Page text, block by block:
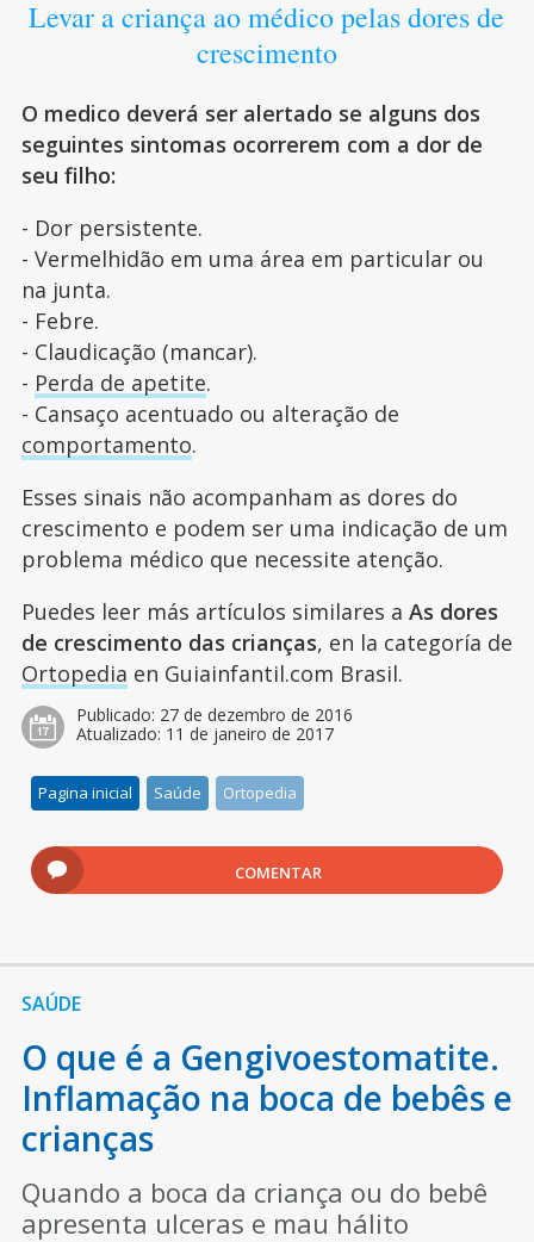
Levar a criança ao médico pelas dores de
crescimento
O medico deverá ser alertado se alguns dos
seguintes sintomas ocorrerem com a dor de
seu filho:
- Dor persistente.
- Vermelhidão em uma área em particular ou
na junta.
- Febre.
- Claudicação (mancar).
- Perda de apetite.
- Cansaço acentuado ou alteração de
comportamento.
Esses sinais não acompanham as dores do
crescimento e podem ser uma indicação de um
problema médico que necessite atenção.
Puedes leer más artículos similares a As dores
de crescimento das crianças, en la categoría de
Ortopedia en Guiainfantil.com Brasil.
Publicado: 27 de dezembro de 2016
Atualizado: 11 de janeiro de 2017
Pagina inicial Saúde Ortopedia
COMENTAR
SAÚDE
O que é a Gengivoestomatite.
Inflamação na boca de bebês e
crianças
Quando a boca da criança ou do bebê
apresenta ulceras e mau hálito